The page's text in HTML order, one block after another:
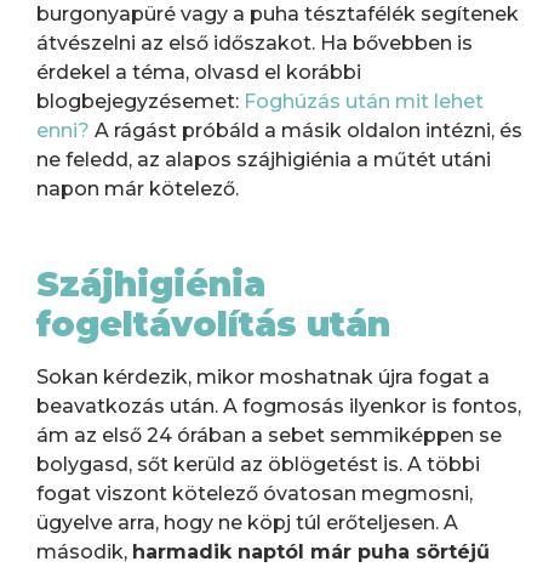
burgonyapüré vagy a puha tésztafélék segítenek
átvészelni az első időszakot. Ha bővebben is
érdekel a téma, olvasd el korábbi
blogbejegyzésemet: Foghúzás után mit lehet
enni? A rágást próbáld a másik oldalon intézni, és
ne feledd, az alapos szájhigiénia a műtét utáni
napon már kötelező.
Szájhigiénia
fogeltávolítás után
Sokan kérdezik, mikor moshatnak újra fogat a
beavatkozás után. A fogmosás ilyenkor is fontos,
ám az első 24 órában a sebet semmiképpen se
bolygasd, sőt kerüld az öblögetést is. A többi
fogat viszont kötelező óvatosan megmosni,
ügyelve arra, hogy ne köpj túl erőteljesen. A
második, harmadik naptól már puha sörtéjű